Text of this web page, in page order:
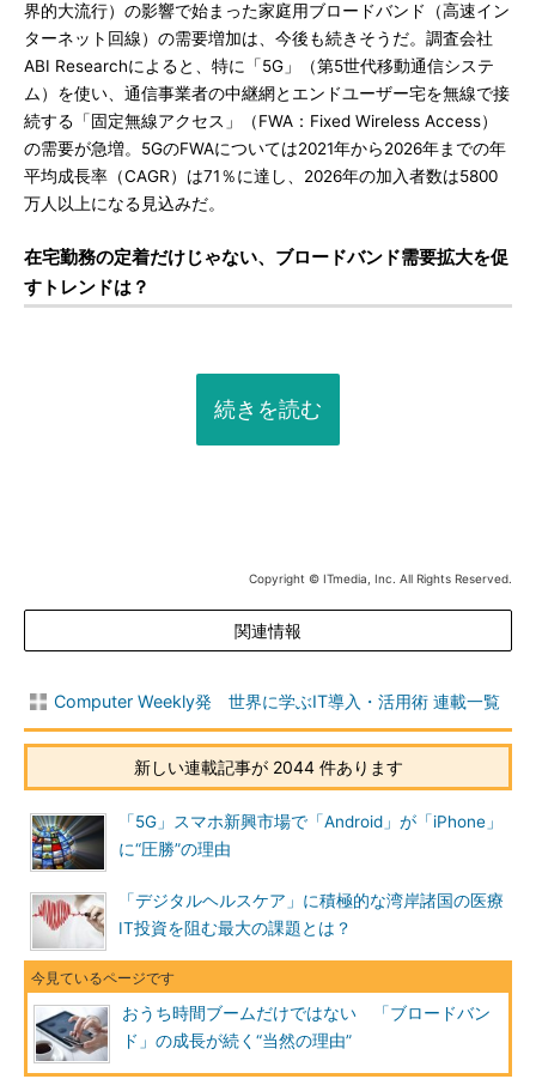
界的大流行）の影響で始まった家庭用ブロードバンド（高速イン
ターネット回線）の需要増加は、今後も続きそうだ。調査会社
ABI Researchによると、特に「5G」（第5世代移動通信システ
ム）を使い、通信事業者の中継網とエンドユーザー宅を無線で接
続する「固定無線アクセス」（FWA：Fixed Wireless Access）
の需要が急増。5GのFWAについては2021年から2026年までの年
平均成長率（CAGR）は71％に達し、2026年の加入者数は5800
万人以上になる見込みだ。
在宅勤務の定着だけじゃない、ブロードバンド需要拡大を促
すトレンドは？
続きを読む
Copyright © ITmedia, Inc. All Rights Reserved.
関連情報
Computer Weekly発 世界に学ぶIT導入・活用術 連載一覧
新しい連載記事が 2044 件あります
「5G」スマホ新興市場で「Android」が「iPhone」
に“圧勝”の理由
「デジタルヘルスケア」に積極的な湾岸諸国の医療
IT投資を阻む最大の課題とは？
おうち時間ブームだけではない 「ブロードバン
ド」の成長が続く“当然の理由”